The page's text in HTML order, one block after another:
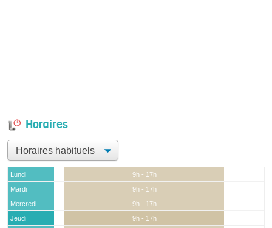
Horaires
Lundi
9h - 17h
Mardi
9h - 17h
Mercredi
9h - 17h
Jeudi
9h - 17h